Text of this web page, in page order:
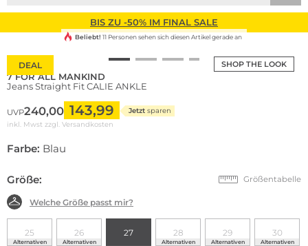
BIS ZU -50% IM FINAL SALE
SHOP THE LOOK
DEAL
Beliebt! 11 Personen sehen sich diesen Artikel gerade an
7 FOR ALL MANKIND
Jeans Straight Fit CALIE ANKLE
UVP240,00 143,99 Jetzt sparen
inkl. Mwst zzgl. Versandkosten
Farbe: Blau
Größe: Größentabelle
Welche Größe passt mir?
25
Alternativen
26
Alternativen
27 28
Alternativen
29
Alternativen
30
Alternativen